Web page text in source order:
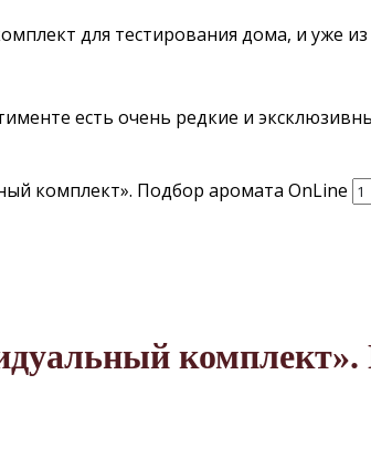
для тестирования дома, и уже
есть очень редкие и
комплект». Подбор аромата OnLine